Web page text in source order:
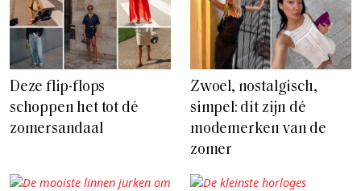
Deze flip-flops
schoppen het tot dé
zomersandaal
Zwoel, nostalgisch,
simpel: dit zijn dé
modemerken van de
zomer